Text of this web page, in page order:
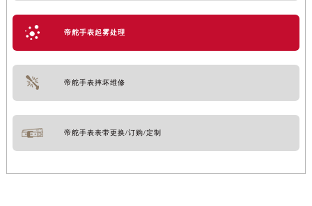
帝舵手表起雾处理
帝舵手表摔坏维修
帝舵手表表带更换/订购/定制